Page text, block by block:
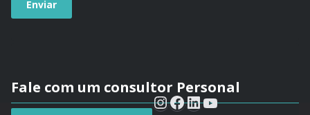
Fale com um consultor Personal